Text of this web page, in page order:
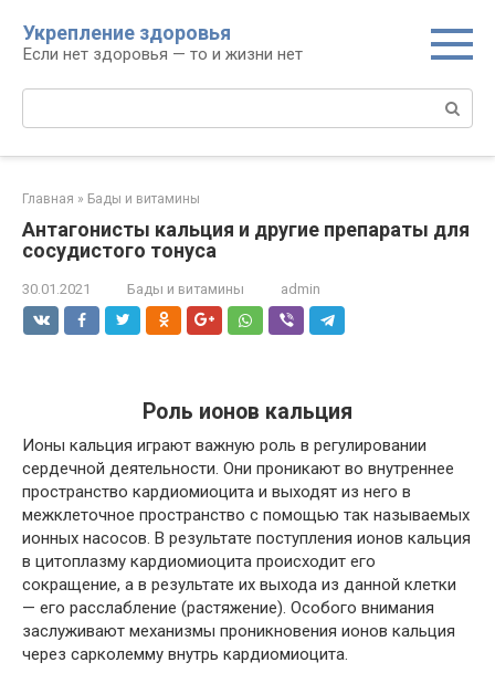
контенту
Укрепление здоровья
Если нет здоровья — то и жизни нет
Поиск:
Главная » Бады и витамины
Антагонисты кальция и другие препараты для
сосудистого тонуса
30.01.2021 Бады и витамины admin
Роль ионов кальция
Ионы кальция играют важную роль в регулировании
сердечной деятельности. Они проникают во внутреннее
пространство кардиомиоцита и выходят из него в
межклеточное пространство с помощью так называемых
ионных насосов. В результате поступления ионов кальция
в цитоплазму кардиомиоцита происходит его
сокращение, а в результате их выхода из данной клетки
— его расслабление (растяжение). Особого внимания
заслуживают механизмы проникновения ионов кальция
через сарколемму внутрь кардиомиоцита.